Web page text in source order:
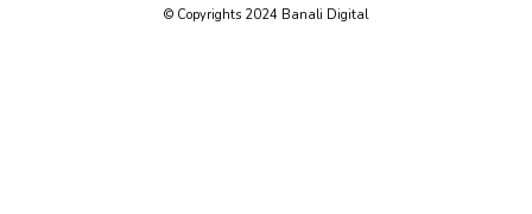
© Copyrights 2024 Banali Digital